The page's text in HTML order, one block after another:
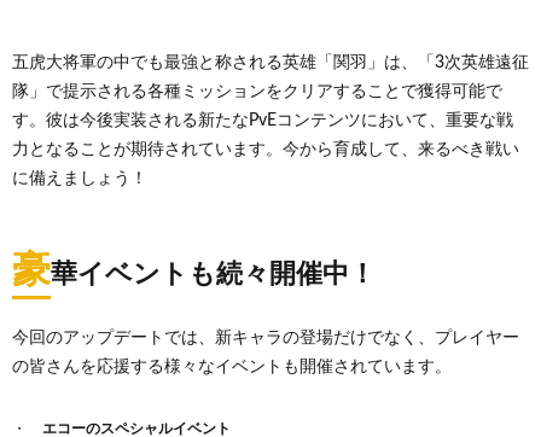
五虎大将軍の中でも最強と称される英雄「関羽」は、「3次英雄遠征
隊」で提示される各種ミッションをクリアすることで獲得可能で
す。彼は今後実装される新たなPvEコンテンツにおいて、重要な戦
力となることが期待されています。今から育成して、来るべき戦い
に備えましょう！
豪華イベントも続々開催中！
今回のアップデートでは、新キャラの登場だけでなく、プレイヤー
の皆さんを応援する様々なイベントも開催されています。
エコーのスペシャルイベント